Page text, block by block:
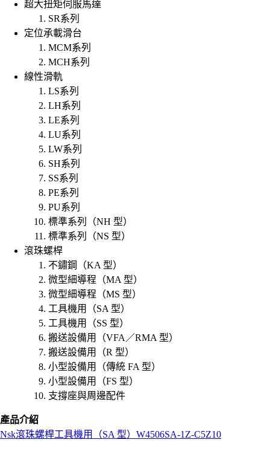
超大扭矩伺服馬達
SR系列
定位承載滑台
MCM系列
MCH系列
線性滑軌
LS系列
LH系列
LE系列
LU系列
LW系列
SH系列
SS系列
PE系列
PU系列
標準系列（NH 型）
標準系列（NS 型）
滾珠螺桿
不鏽鋼（KA 型）
微型細導程（MA 型）
微型細導程（MS 型）
工具機用（SA 型）
工具機用（SS 型）
搬送設備用（VFA／RMA 型）
搬送設備用（R 型）
小型設備用（傳統 FA 型）
小型設備用（FS 型）
支撐座與周邊配件
產品介紹
Nsk滾珠螺桿工具機用（SA 型） W4506SA-1Z-C5Z10